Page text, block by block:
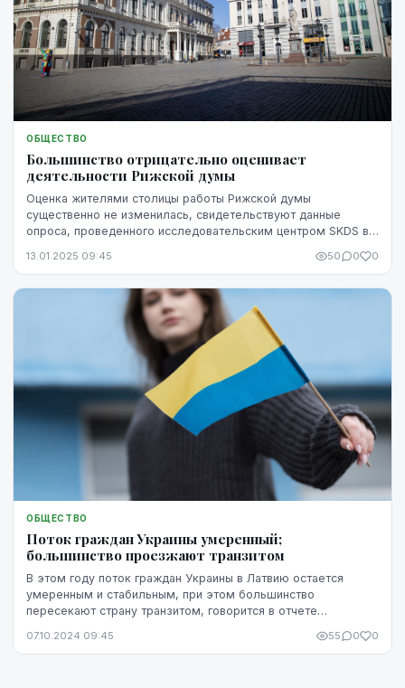
ОБЩЕСТВО
Большинство отрицательно оценивает
деятельности Рижской думы
Оценка жителями столицы работы Рижской думы
существенно не изменилась, свидетельствуют данные
опроса, проведенного исследовательским центром SKDS в
13.01.2025 09:45 50 0 0
ОБЩЕСТВО
Поток граждан Украины умеренный;
большинство проезжают транзитом
В этом году поток граждан Украины в Латвию остается
умеренным и стабильным, при этом большинство
пересекают страну транзитом, говорится в отчете
07.10.2024 09:45 55 0 0